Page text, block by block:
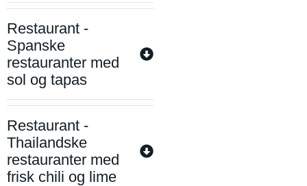
Restaurant -
Spanske
restauranter med
sol og tapas
Restaurant -
Thailandske
restauranter med
frisk chili og lime